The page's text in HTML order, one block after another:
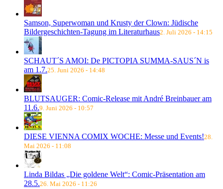
Samson, Superwoman und Krusty der Clown: Jüdische
Bildergeschichten-Tagung im Literaturhaus2. Juli 2026 - 14:15
SCHAUT´S AMOI: De PICTOPIA SUMMA-SAUS´N is
am 1.7.25. Juni 2026 - 14:48
BLUTSAUGER: Comic-Release mit André Breinbauer am
11.6.9. Juni 2026 - 10:57
DIESE VIENNA COMIX WOCHE: Messe und Events!28.
Mai 2026 - 11:08
Linda Bildas „Die goldene Welt“: Comic-Präsentation am
28.5.26. Mai 2026 - 11:26